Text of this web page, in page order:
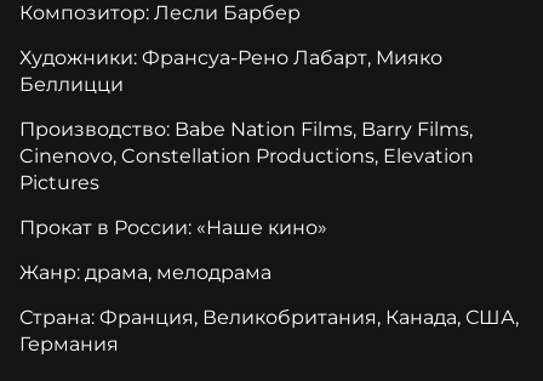
Композитор: Лесли Барбер
Художники: Франсуа-Рено Лабарт, Мияко
Беллицци
Производство: Babe Nation Films, Barry Films,
Cinenovo, Constellation Productions, Elevation
Pictures
Прокат в России: «Наше кино»
Жанр: драма, мелодрама
Страна: Франция, Великобритания, Канада, США,
Германия